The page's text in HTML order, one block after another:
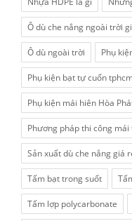
Ô dù che nắng ngoài trời
Ô dù ngoài trời Phụ
Phụ kiện bạt tự cuốn
Phụ kiện mái hiên Hòa
Phương pháp thi công mái
Sản xuất dù che nắng giá
Tấm bạt trong suốt
Tấm lợp polycarbonate